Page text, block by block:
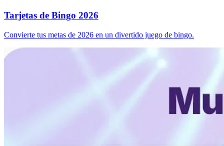
Tarjetas de Bingo 2026
Convierte tus metas de 2026 en un divertido juego de bingo.